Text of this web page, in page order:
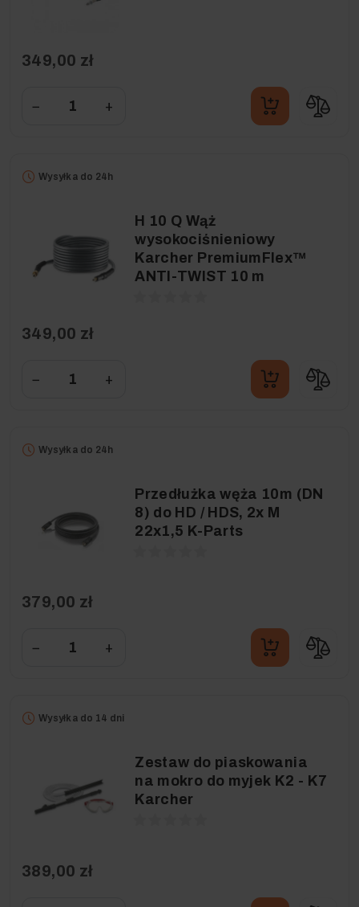
349,00 zł
− +
Wysyłka do 24h
H 10 Q Wąż
wysokociśnieniowy
Karcher PremiumFlex™
ANTI-TWIST 10 m
349,00 zł
− +
Wysyłka do 24h
Przedłużka węża 10m (DN
8) do HD / HDS, 2x M
22x1,5 K-Parts
379,00 zł
− +
Wysyłka do 14 dni
Zestaw do piaskowania
na mokro do myjek K2 - K7
Karcher
389,00 zł